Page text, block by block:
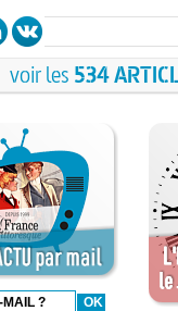
voir les 534